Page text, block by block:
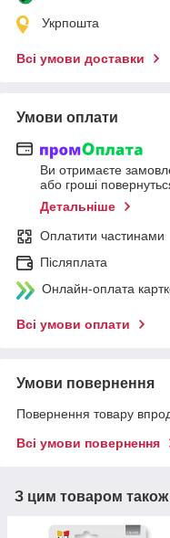
Укрпошта
Всі умови доставки
Умови оплати
Ви отримаєте
або гроші
Детальніше
Оплатити частинами
Післяплата
Онлайн-оплата
Всі умови оплати
Умови повернення
Повернення товару
Всі умови повернення
З цим товаром